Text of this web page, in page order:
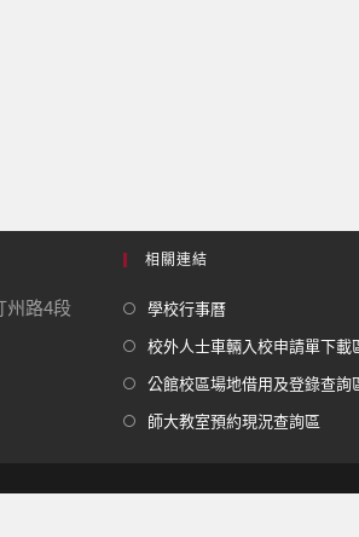
州路4段
相關連結
學校行事曆
校外人士車輛入校申請單下載
公館校區場地借用及登錄查詢
師大教室預約現況查詢區